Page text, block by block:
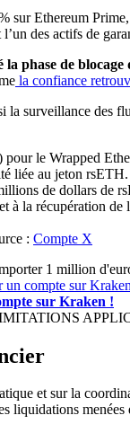
Ethereum
des actifs de
la phase de blocage
la confiance
la surveillance des
: Compte X
1 million
sur Kraken !
et sur la
liquidations